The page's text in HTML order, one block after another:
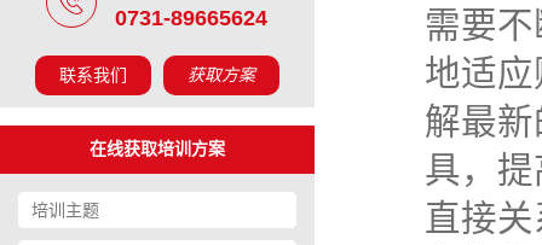
0731-89665624
联系我们 获取方案
在线获取培训方案
需要
地适
解最
具，
直接